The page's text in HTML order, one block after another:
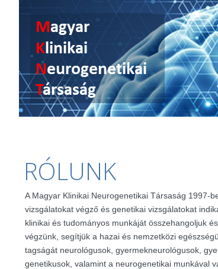
RÓLUNK
A Magyar Klinikai Neurogenetikai Társaság 1997-
vizsgálatokat végző és genetikai vizsgálatokat
klinikai és tudományos munkáját összehangoljuk
végzünk, segítjük a hazai és nemzetközi
tagságát neurológusok, gyermekneurológusok,
genetikusok, valamint a neurogenetikai munkával